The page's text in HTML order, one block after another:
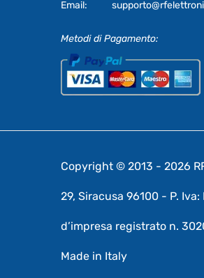
Email:
Metodi di Pagamento:
Copyright © 2013 - 2026
29, Siracusa 96100 - P.
d’impresa registrato n.
Made in Italy